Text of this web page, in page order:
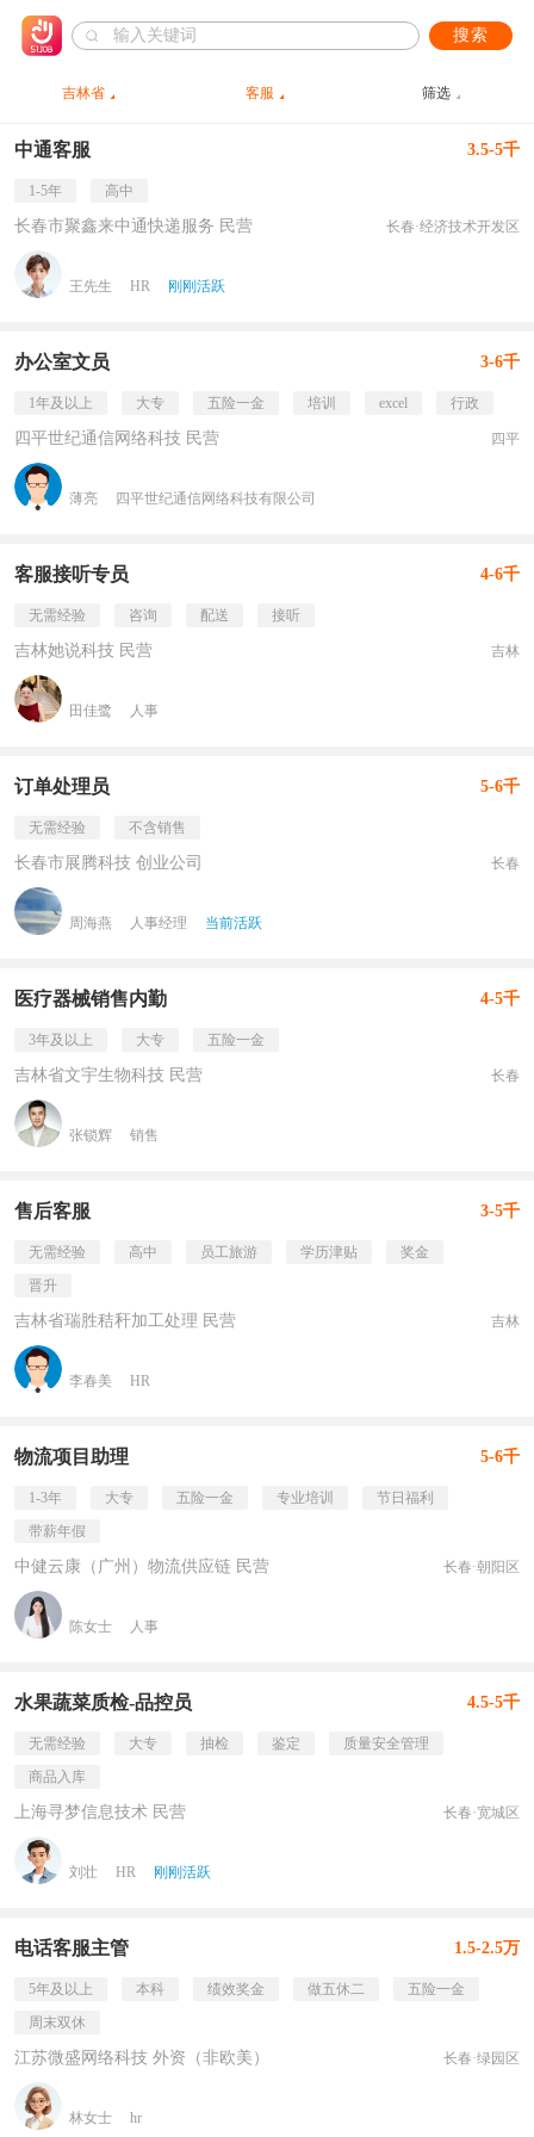
搜索
吉林省 客服 筛选
中通客服 3.5-5千
1-5年 高中
长春市聚鑫来中通快递服务 民营 长春·经济技术开发区
王先生 HR 刚刚活跃
办公室文员 3-6千
1年及以上 大专 五险一金 培训 excel 行政
四平世纪通信网络科技 民营 四平
薄亮 四平世纪通信网络科技有限公司
客服接听专员 4-6千
无需经验 咨询 配送 接听
吉林她说科技 民营 吉林
田佳鹭 人事
订单处理员 5-6千
无需经验 不含销售
长春市展腾科技 创业公司 长春
周海燕 人事经理 当前活跃
医疗器械销售内勤 4-5千
3年及以上 大专 五险一金
吉林省文宇生物科技 民营 长春
张锁辉 销售
售后客服 3-5千
无需经验 高中 员工旅游 学历津贴
奖金
晋升
吉林省瑞胜秸秆加工处理 民营 吉林
李春美 HR
物流项目助理 5-6千
1-3年 大专 五险一金 专业培训
节日福利
带薪年假
中健云康（广州）物流供应链 民营 长春·朝阳区
陈女士 人事
水果蔬菜质检-品控员 4.5-5千
无需经验 大专 抽检 鉴定
质量安全管理
商品入库
上海寻梦信息技术 民营 长春·宽城区
刘壮 HR 刚刚活跃
电话客服主管 1.5-2.5万
5年及以上 本科 绩效奖金 做五休二
五险一金
周末双休
江苏微盛网络科技 外资（非欧美） 长春·绿园区
林女士 hr